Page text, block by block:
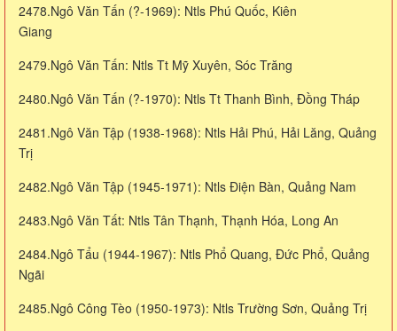
2478.Ngô Văn Tấn (?-1969): Ntls Phú Quốc, Kiên
Giang
2479.Ngô Văn Tấn: Ntls Tt Mỹ Xuyên, Sóc Trăng
2480.Ngô Văn Tấn (?-1970): Ntls Tt Thanh Bình, Đồng Tháp
2481.Ngô Văn Tập (1938-1968): Ntls Hải Phú, Hải Lăng, Quảng
Trị
2482.Ngô Văn Tập (1945-1971): Ntls Điện Bàn, Quảng Nam
2483.Ngô Văn Tất: Ntls Tân Thạnh, Thạnh Hóa, Long An
2484.Ngô Tẩu (1944-1967): Ntls Phổ Quang, Đức Phổ, Quảng
Ngãi
2485.Ngô Công Tèo (1950-1973): Ntls Trường Sơn, Quảng Trị